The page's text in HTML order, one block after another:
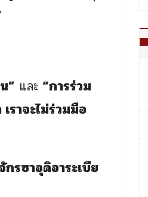
” และ “การร่วม
ราจะไม่ร่วมมือ
กรซาอุดิอาระเบีย